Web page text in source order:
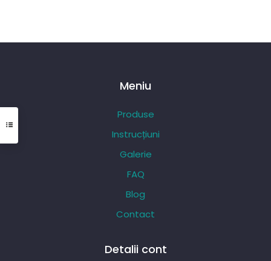
Meniu
Produse
Instrucțiuni
Galerie
FAQ
Blog
Contact
Detalii cont